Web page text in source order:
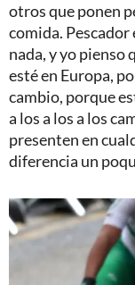
otros que ponen
comida. Pescador
nada, y yo pienso
esté en Europa,
cambio, porque
a los a los a los
presenten en
diferencia un